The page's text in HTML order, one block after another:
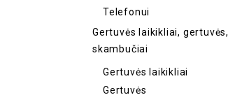
Telefonui
Gertuvės laikikliai, gertuvės,
skambučiai
Gertuvės laikikliai
Gertuvės